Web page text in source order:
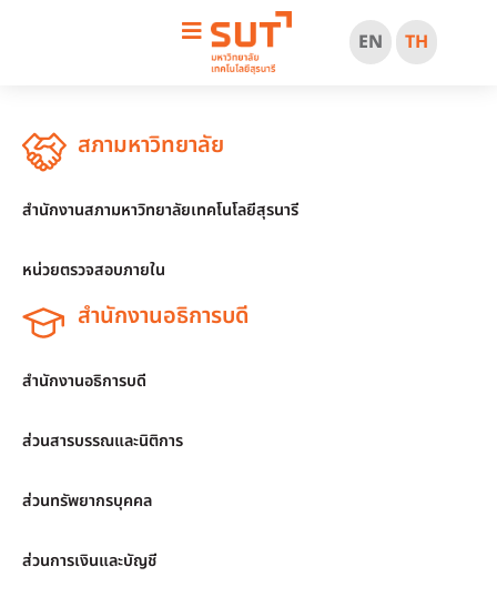
EN TH
สภามหาวิทยาลัย
สำนักงานสภามหาวิทยาลัยเทคโนโลยีสุรนารี
หน่วยตรวจสอบภายใน
สำนักงานอธิการบดี
สำนักงานอธิการบดี
ส่วนสารบรรณและนิติการ
ส่วนทรัพยากรบุคคล
ส่วนการเงินและบัญชี